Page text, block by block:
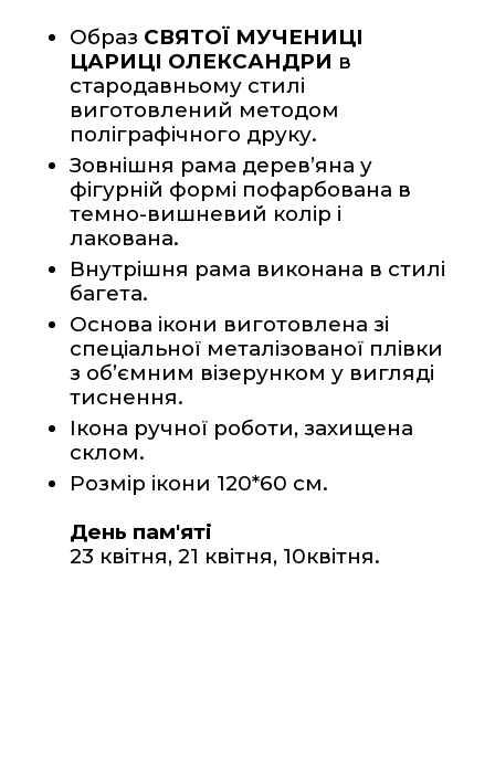
Образ
ЦАРИЦІ ОЛЕКСАНДРИ в
стародавньому стилі
виготовлений методом
поліграфічного друку.
Зовнішня рама дерев’яна у
фігурній формі пофарбована в
темно-вишневий колір і
лакована.
Внутрішня рама виконана в стилі
багета.
Основа ікони виготовлена зі
спеціальної металізованої плівки
з об’ємним візерунком у вигляді
тиснення.
Ікона ручної роботи, захищена
склом.
Розмір ікони 120*60 см.
День пам'яті
23 квітня, 21 квітня, 10квітня.